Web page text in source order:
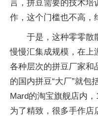
言，拼豆需要的技术
作，这个门槛也不高，
于是，这种零零散
慢慢汇集成规模，在上
各种层次的拼豆厂家和
的国内拼豆“大厂”就包
Mard的淘宝旗舰店内，
为了精致，很多手作店